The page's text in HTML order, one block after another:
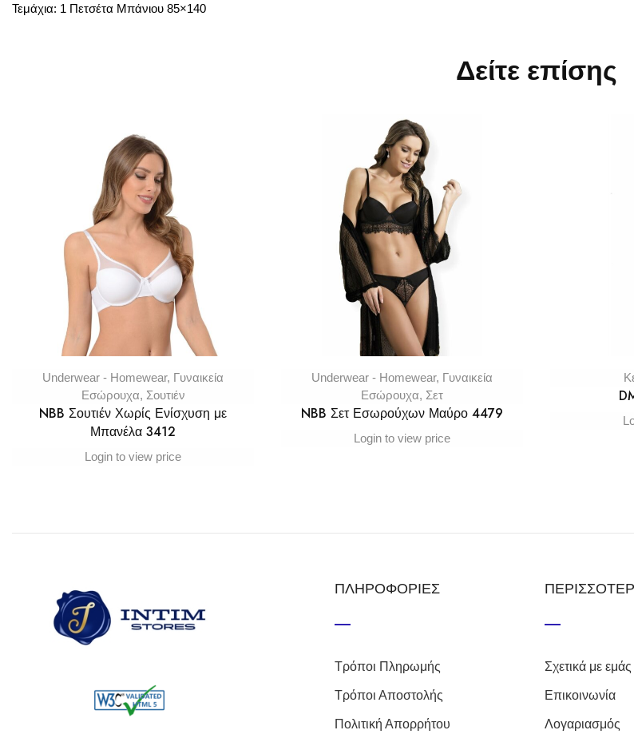
Τεμάχια: 1 Πετσέτα Μπάνιου 85×140
Δείτε επίσης
Underwear - Homewear, Γυναικεία
Εσώρουχα, Σουτιέν
NBB Σουτιέν Χωρίς Ενίσχυση με
Μπανέλα 3412
Login to view price
Underwear - Homewear, Γυναικεία
Εσώρουχα, Σετ
NBB Σετ Εσωρούχων Μαύρο 4479
Login to view price
ΠΛΗΡΟΦΟΡΙΕΣ
Τρόποι Πληρωμής
Τρόποι Αποστολής
Πολιτική Απορρήτου
Σχετικά με εμάς
Επικοινωνία
Λογαριασμός